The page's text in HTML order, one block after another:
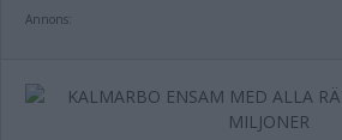
Annons: